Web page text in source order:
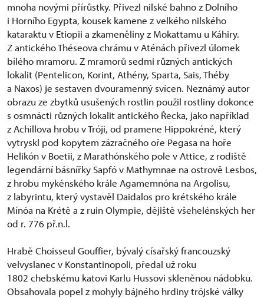
mnoha novými přírůstky. Přivezl nilské bahno z Dolního
i Horního Egypta, kousek kamene z velkého nilského
kataraktu v Etiopii a zkameněliny z Mokattamu u Káhiry.
Z antického Théseova chrámu v Aténách přivezl úlomek
bílého mramoru. Z mramorů sedmi různých antických
lokalit (Pentelicon, Korint, Athény, Sparta, Sais, Théby
a Naxos) je sestaven dvouramenný svícen. Neznámý autor
obrazu ze zbytků usušených rostlin použil rostliny dokonce
s osmnácti různých lokalit antického Řecka, jako například
z Achillova hrobu v Tróji, od pramene Hippokréné, který
vytryskl pod kopytem zázračného oře Pegasa na hoře
Helikón v Boetii, z Marathónského pole v Attice, z rodiště
legendární básnířky Sapfó v Mathymnae na ostrově Lesbos,
z hrobu mykénského krále Agamemnóna na Argolisu,
z labyrintu, který vystavěl Daidalos pro krétského krále
Mínóa na Krétě a z ruin Olympie, dějiště všehelénských her
od r. 776 př.n.l.
Hrabě Choisseul Gouffier, bývalý císařský francouzský
velvyslanec v Konstantinopoli, předal už roku
1802 chebskému katovi Karlu Hussovi skleněnou nádobku.
Obsahovala popel z mohyly bájného hrdiny trójské války